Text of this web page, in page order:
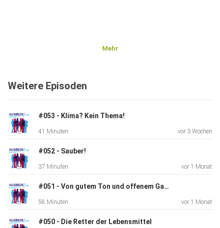
Mehr
Weitere Episoden
#053 - Klima? Kein Thema!
41 Minuten vor 3 Wochen
#052 - Sauber!
37 Minuten vor 1 Monat
#051 - Von gutem Ton und offenem Garten
58 Minuten vor 1 Monat
#050 - Die Retter der Lebensmittel